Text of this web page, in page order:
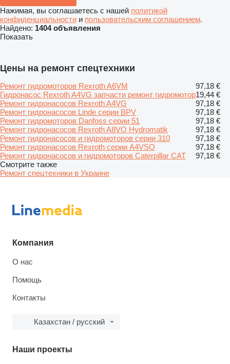
Нажимая, вы соглашаетесь с нашей политикой
конфиденциальности и пользовательским соглашением.
Найдено: 1404 объявления
Показать
Цены на ремонт спецтехники
Ремонт гидромоторов Rexroth A6VM
97,18 €
Гидронасос Rexroth A4VG запчасти ремонт гидромотор19,44 €
Ремонт гидронасосов Rexroth A4VG
97,18 €
Ремонт гидронасосов Linde серии BPV
97,18 €
Ремонт гидромоторов Danfoss серии 51
97,18 €
Ремонт гидронасосов Rexroth A8VO Hydromatik
97,18 €
Ремонт гидронасосов и гидромоторов серии 310
97,18 €
Ремонт гидронасосов Rexroth серии A4VSO
97,18 €
Ремонт гидронасосов и гидромоторов Caterpillar CAT
97,18 €
Смотрите также
Ремонт спецтехники в Украине
Компания
О нас
Помощь
Контакты
Казахстан / русский
Наши проекты